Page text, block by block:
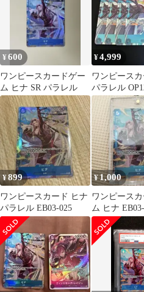
¥600
ワンピースカードゲー
ム ヒナ SR パラレル
¥4,999
ワンピース
パラレル
レミアム コ
¥899
ワンピースカード ヒナ
パラレル EB03-025
¥1,000
ワンピース
ム ヒナ
レル